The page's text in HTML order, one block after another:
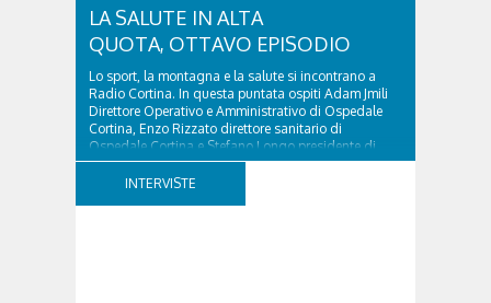
LA SALUTE IN ALTA
QUOTA, OTTAVO EPISODIO
Lo sport, la montagna e la salute si incontrano a
Radio Cortina. In questa puntata ospiti Adam Jmili
Direttore Operativo e Amministrativo di Ospedale
Cortina, Enzo Rizzato direttore sanitario di
Ospedale Cortina e Stefano Longo presidente di
Fondazione Cortina. GVM Care & Research –...
INTERVISTE